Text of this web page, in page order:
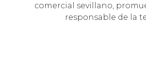
comercial sevillano,
responsable de la